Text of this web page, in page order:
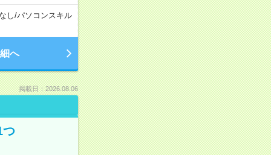
し/パソコンスキル
へ
掲載日：2026.08.06
つ